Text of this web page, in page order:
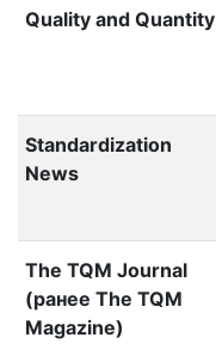
Quality and Quantity
Standardization
News
The TQM Journal
(ранее The TQM
Magazine)